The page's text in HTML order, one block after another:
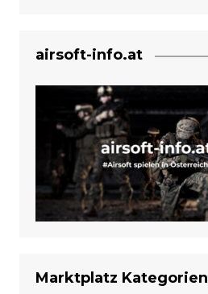
airsoft-info.at
Marktplatz Kategorien